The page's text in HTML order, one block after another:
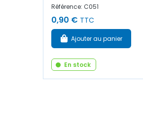
Référence: C051
0,90 € TTC
Ajouter au panier
En stock